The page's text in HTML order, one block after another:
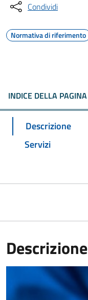
Condividi
Normativa di riferimento
INDICE DELLA PAGINA
Descrizione
Servizi
Descrizione